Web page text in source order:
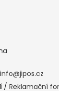
info@jipos.cz
/ Reklamační